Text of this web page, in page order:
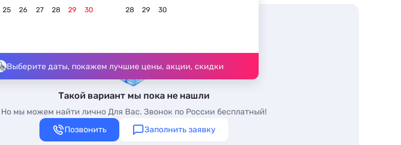
25 26 27 28 29
30
28
29 30
Выберите даты, покажем лучшие цены, акции, скидки
Такой вариант мы пока не нашли
Но мы можем найти лично Для Вас. Звонок по России бесплатный!
Позвонить
Заполнить заявку